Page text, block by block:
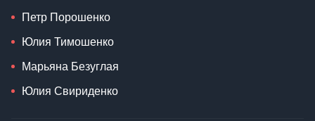
Петр Порошенко
Юлия Тимошенко
Марьяна Безуглая
Юлия Свириденко